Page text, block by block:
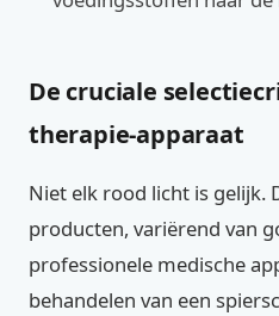
De cruciale
therapie-apparaat
Niet elk rood licht is gelijk.
producten, variërend van
professionele medische
behandelen van een